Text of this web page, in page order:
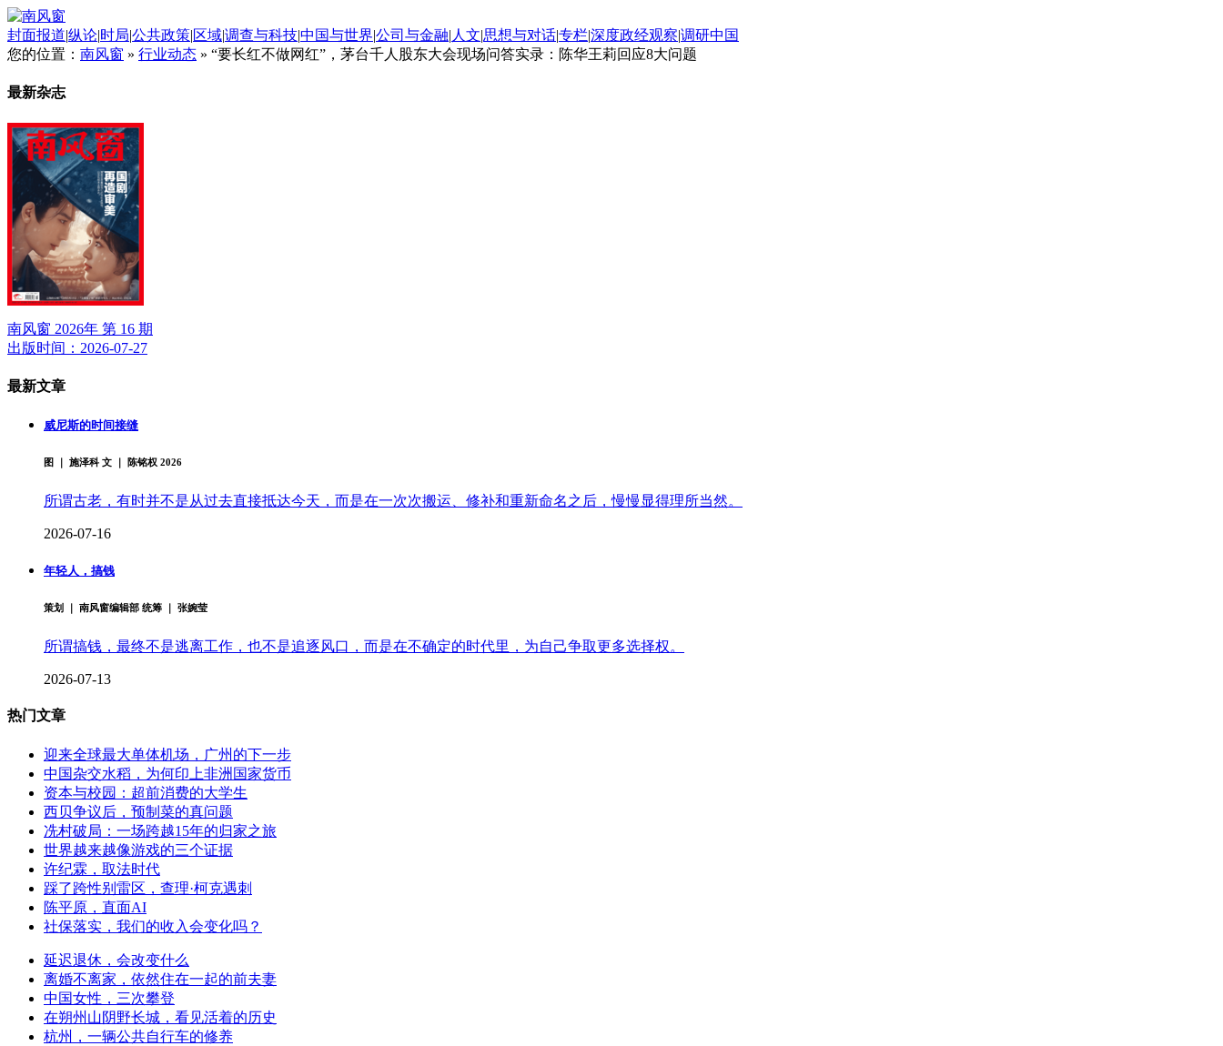
封面报道|纵论|时局|公共政策|区域|调查与科技|中国与世界|公司与金融| 人文|思想与对话|专栏|深度政经观察|调研中国
您的位置： 南风窗 » 行业动态 » “要长红不做网红”，茅台千人股东大会现场问答实录：陈华王莉回应8大问题
最新杂志
南风窗 2026年 第 16 期
出版时间：2026-07-27
最新文章
威尼斯的时间接缝
图 ｜ 施泽科 文 ｜ 陈铭权 2026
所谓古老，有时并不是从过去直接抵达今天，而是在一次次搬运、修补和重新命名之后，慢慢显得理所当然。
2026-07-16
年轻人，搞钱
策划 ｜ 南风窗编辑部 统筹 ｜ 张婉莹
所谓搞钱，最终不是逃离工作，也不是追逐风口，而是在不确定的时代里，为自己争取更多选择权。
2026-07-13
热门文章
迎来全球最大单体机场，广州的下一步
中国杂交水稻，为何印上非洲国家货币
资本与校园：超前消费的大学生
西贝争议后，预制菜的真问题
冼村破局：一场跨越15年的归家之旅
世界越来越像游戏的三个证据
许纪霖，取法时代
踩了跨性别雷区，查理·柯克遇刺
陈平原，直面AI
社保落实，我们的收入会变化吗？
延迟退休，会改变什么
离婚不离家，依然住在一起的前夫妻
中国女性，三次攀登
在朔州山阴野长城，看见活着的历史
杭州，一辆公共自行车的修养